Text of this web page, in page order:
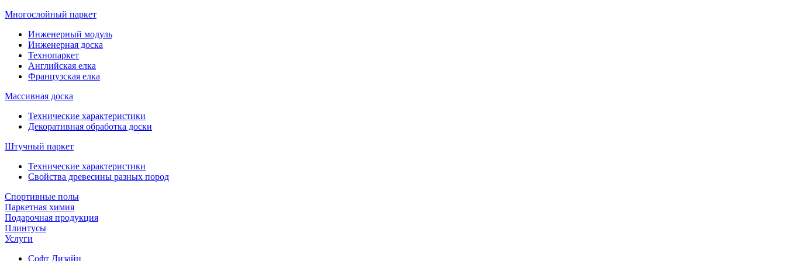
Многослойный паркет
Инженерный модуль
Инженерная доска
Технопаркет
Английская елка
Французская елка
Массивная доска
Технические характеристики
Декоративная обработка доски
Штучный паркет
Технические характеристики
Свойства древесины разных пород
Спортивные полы
Паркетная химия
Подарочная продукция
Плинтусы
Услуги
Софт Дизайн